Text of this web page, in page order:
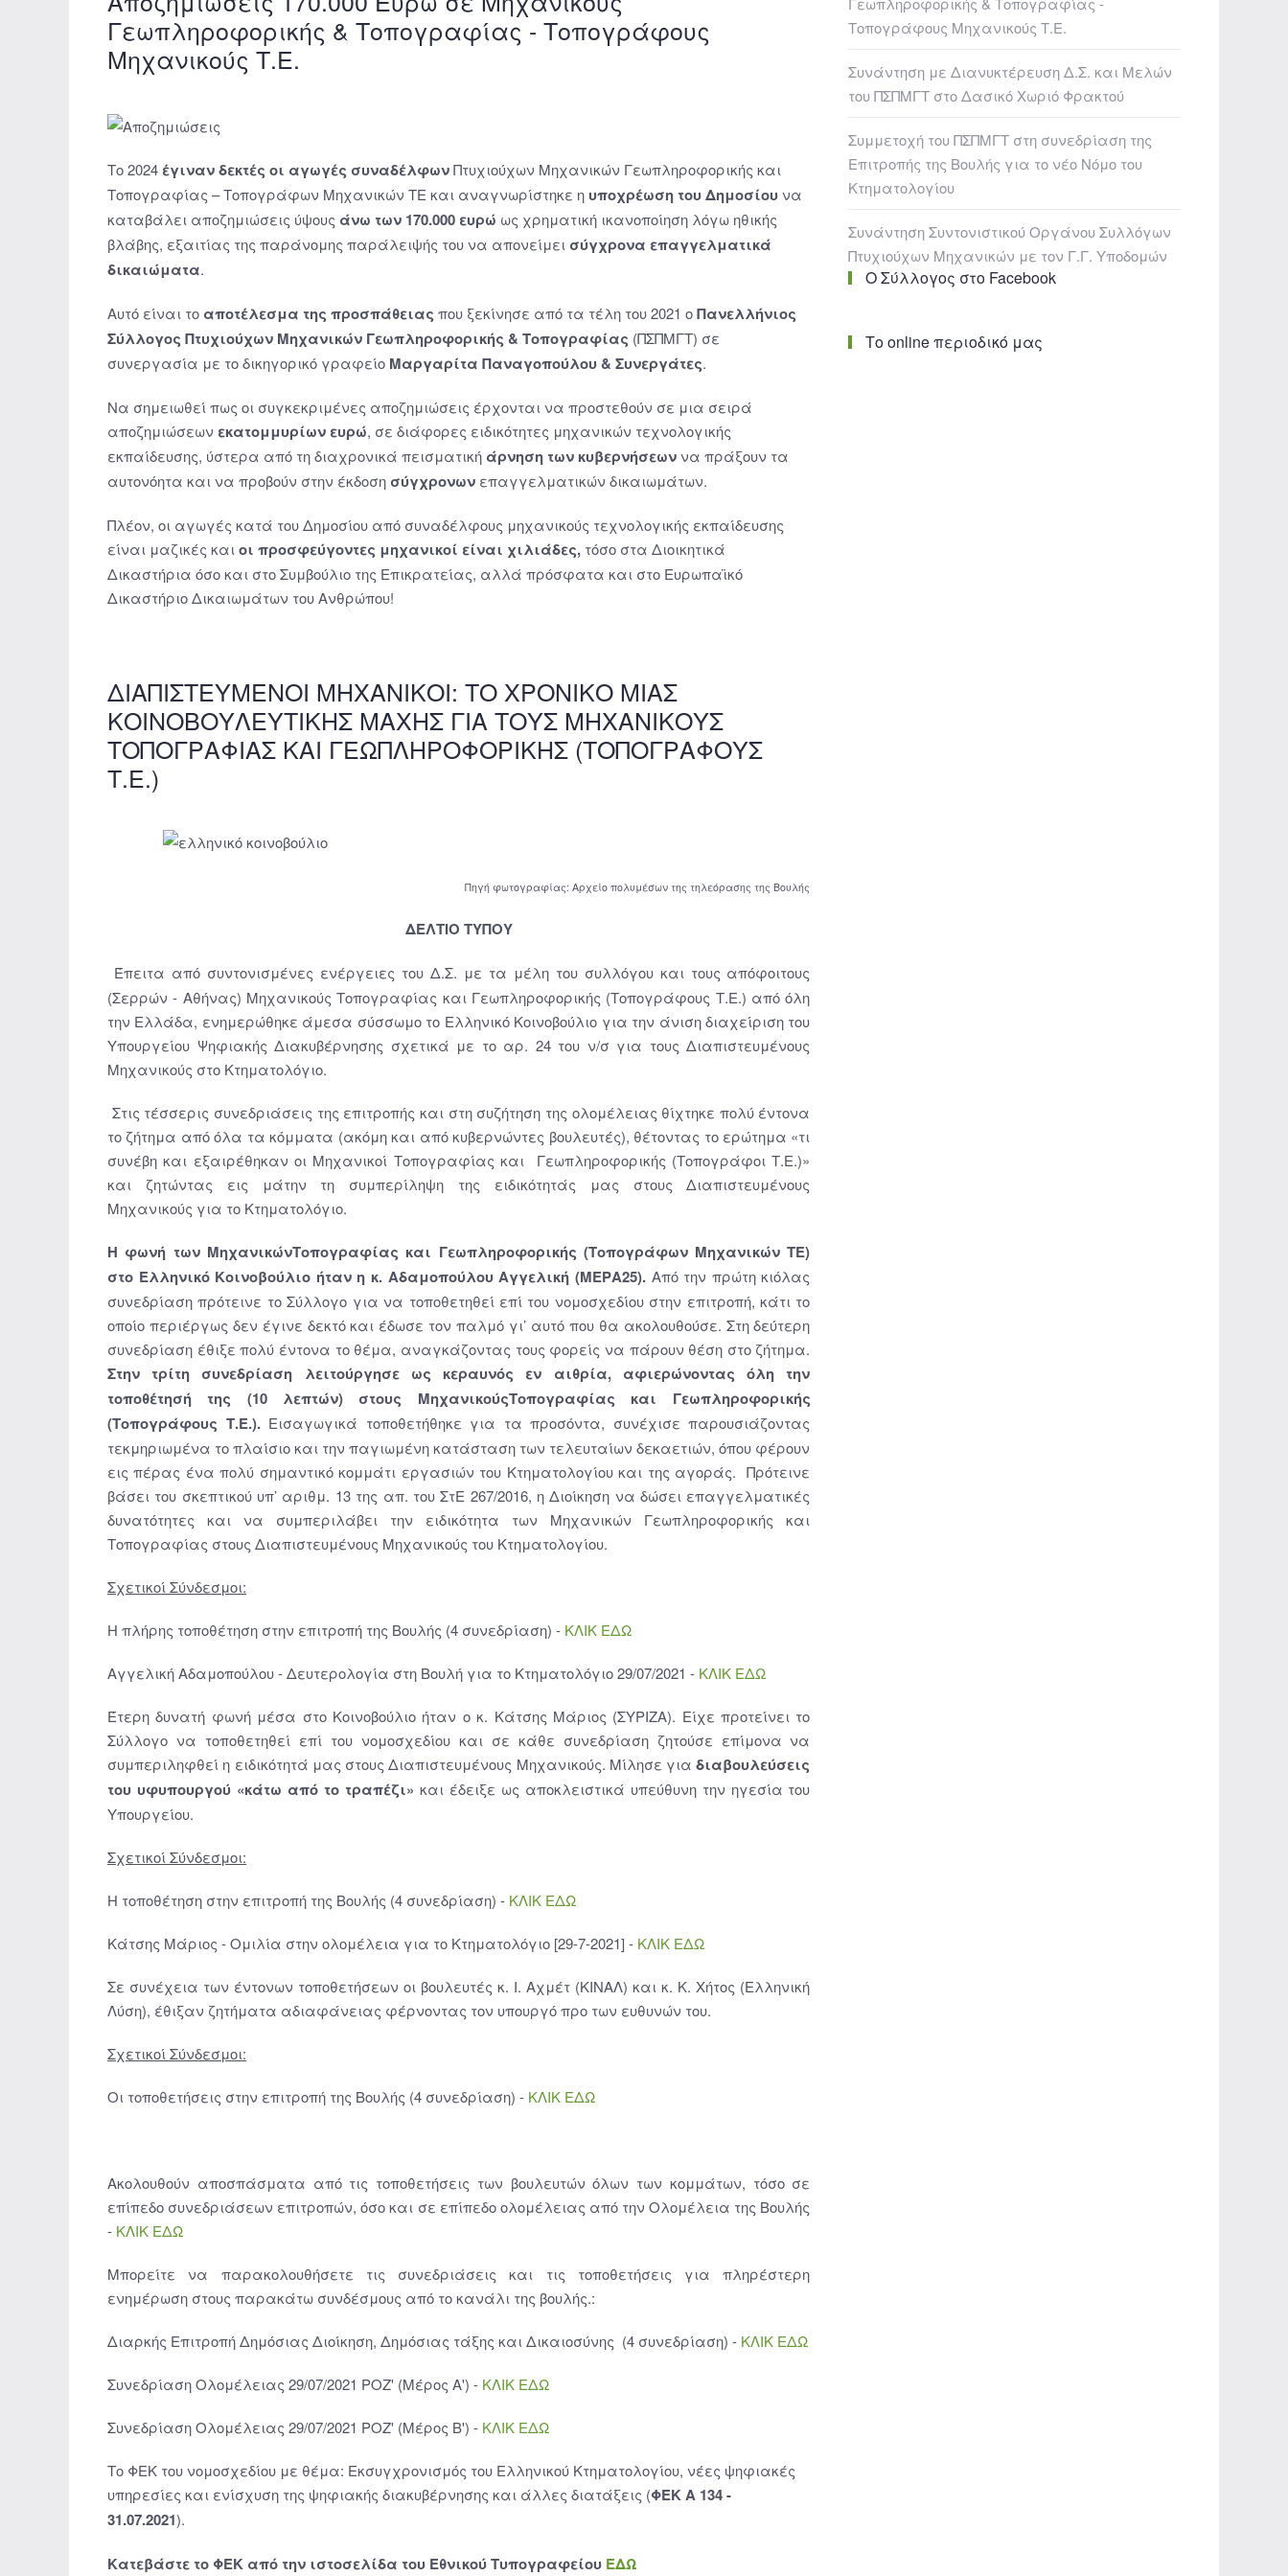
Γεωπληροφορικής & Τοπογραφίας - Τοπογράφους
Μηχανικούς Τ.Ε.
Το 2024 έγιναν δεκτές οι αγωγές συναδέλφωνΠτυχιούχων Μηχανικών Γεωπληροφορικής και
Τοπογραφίας – Τοπογράφων Μηχανικών ΤΕ και αναγνωρίστηκε η υποχρέωση του Δημοσίουνα
καταβάλει αποζημιώσεις ύψους άνω των 170.000 ευρώ ως χρηματική ικανοποίηση λόγω ηθικής
βλάβης, εξαιτίας της παράνομης παράλειψής του να απονείμει σύγχρονα επαγγελματικά
δικαιώματα.
Αυτό είναι το αποτέλεσμα της προσπάθειας που ξεκίνησε από τα τέλη του 2021 οΠανελλήνιος
Σύλλογος Πτυχιούχων Μηχανικών Γεωπληροφορικής & Τοπογραφίας (ΠΣΠΜΓΤ) σε
συνεργασία με το δικηγορικό γραφείο Μαργαρίτα Παναγοπούλου & Συνεργάτες.
Να σημειωθεί πως οι συγκεκριμένες αποζημιώσεις έρχονται να προστεθούν σε μια σειρά
αποζημιώσεων εκατομμυρίων ευρώ, σε διάφορες ειδικότητες μηχανικών τεχνολογικής
εκπαίδευσης, ύστερα από τη διαχρονικά πεισματική άρνηση των κυβερνήσεωννα πράξουν τα
αυτονόητα και να προβούν στην έκδοση σύγχρονων επαγγελματικών δικαιωμάτων.
Πλέον, οι αγωγές κατά του Δημοσίου από συναδέλφους μηχανικούς τεχνολογικής εκπαίδευσης
είναι μαζικές και οι προσφεύγοντες μηχανικοί είναι χιλιάδες, τόσο στα Διοικητικά
Δικαστήρια όσο και στο Συμβούλιο της Επικρατείας, αλλά πρόσφατα και στο Ευρωπαϊκό
Δικαστήριο Δικαιωμάτων του Ανθρώπου!
ΔΙΑΠΙΣΤΕΥΜΕΝΟΙ ΜΗΧΑΝΙΚΟΙ: ΤΟ ΧΡΟΝΙΚΟ ΜΙΑΣ
ΚΟΙΝΟΒΟΥΛΕΥΤΙΚΗΣ ΜΑΧΗΣ ΓΙΑ ΤΟΥΣ ΜΗΧΑΝΙΚΟΥΣ
ΤΟΠΟΓΡΑΦΙΑΣ ΚΑΙ ΓΕΩΠΛΗΡΟΦΟΡΙΚΗΣ (ΤΟΠΟΓΡΑΦΟΥΣ
Τ.Ε.)
Πηγή φωτογραφίας: Αρχείο πολυμέσων της τηλεόρασης της Βουλής
ΔΕΛΤΙΟ ΤΥΠΟΥ
Έπειτα από συντονισμένες ενέργειες του Δ.Σ. με τα μέλη του συλλόγου και τους απόφοιτους
(Σερρών - Αθήνας) Μηχανικούς Τοπογραφίας και Γεωπληροφορικής (Τοπογράφους Τ.Ε.) από όλη
την Ελλάδα, ενημερώθηκε άμεσα σύσσωμο το Ελληνικό Κοινοβούλιο για την άνιση διαχείριση του
Υπουργείου Ψηφιακής Διακυβέρνησης σχετικά με το αρ. 24 του ν/σ για τους Διαπιστευμένους
Μηχανικούς στο Κτηματολόγιο.
Στις τέσσερις συνεδριάσεις της επιτροπής και στη συζήτηση της ολομέλειας θίχτηκε πολύ έντονα
το ζήτημα από όλα τα κόμματα (ακόμη και από κυβερνώντες βουλευτές), θέτοντας το ερώτημα «τι
συνέβη και εξαιρέθηκαν οι Μηχανικοί Τοπογραφίας και Γεωπληροφορικής (Τοπογράφοι Τ.Ε.)»
και ζητώντας εις μάτην τη συμπερίληψη της ειδικότητάς μας στους Διαπιστευμένους
Μηχανικούς για το Κτηματολόγιο.
Η φωνή των ΜηχανικώνΤοπογραφίας και Γεωπληροφορικής (Τοπογράφων Μηχανικών ΤΕ)
στο Ελληνικό Κοινοβούλιο ήταν η κ. Αδαμοπούλου Αγγελική (ΜΕΡΑ25).Από την πρώτη κιόλας
συνεδρίαση πρότεινε το Σύλλογο για να τοποθετηθεί επί του νομοσχεδίου στην επιτροπή, κάτι το
οποίο περιέργως δεν έγινε δεκτό και έδωσε τον παλμό γι’ αυτό που θα ακολουθούσε. Στη δεύτερη
συνεδρίαση έθιξε πολύ έντονα το θέμα, αναγκάζοντας τους φορείς να πάρουν θέση στο ζήτημα.
Στην τρίτη συνεδρίαση λειτούργησε ως κεραυνός εν αιθρία, αφιερώνοντας όλη την
τοποθέτησή της (10 λεπτών) στους ΜηχανικούςΤοπογραφίας και Γεωπληροφορικής
(Τοπογράφους Τ.Ε.).Εισαγωγικά τοποθετήθηκε για τα προσόντα, συνέχισε παρουσιάζοντας
τεκμηριωμένα το πλαίσιο και την παγιωμένη κατάσταση των τελευταίων δεκαετιών, όπου φέρουν
εις πέρας ένα πολύ σημαντικό κομμάτι εργασιών του Κτηματολογίου και της αγοράς. Πρότεινε
βάσει του σκεπτικού υπ’ αριθμ. 13 της απ. του ΣτΕ 267/2016, η Διοίκηση να δώσει επαγγελματικές
δυνατότητες και να συμπεριλάβει την ειδικότητα των Μηχανικών Γεωπληροφορικής και
Τοπογραφίας στους Διαπιστευμένους Μηχανικούς του Κτηματολογίου.
Σχετικοί Σύνδεσμοι:
Η πλήρης τοποθέτηση στην επιτροπή της Βουλής (4 συνεδρίαση) - ΚΛΙΚ ΕΔΩ
Αγγελική Αδαμοπούλου - Δευτερολογία στη Βουλή για το Κτηματολόγιο 29/07/2021 - ΚΛΙΚ ΕΔΩ
Έτερη δυνατή φωνή μέσα στο Κοινοβούλιο ήταν ο κ. Κάτσης Μάριος (ΣΥΡΙΖΑ). Είχε προτείνει το
Σύλλογο να τοποθετηθεί επί του νομοσχεδίου και σε κάθε συνεδρίαση ζητούσε επίμονα να
συμπεριληφθεί η ειδικότητά μας στους Διαπιστευμένους Μηχανικούς. Μίλησε γιαδιαβουλεύσεις
του υφυπουργού «κάτω από το τραπέζι» και έδειξε ως αποκλειστικά υπεύθυνη την ηγεσία του
Υπουργείου.
Σχετικοί Σύνδεσμοι:
Η τοποθέτηση στην επιτροπή της Βουλής (4 συνεδρίαση) - ΚΛΙΚ ΕΔΩ
Κάτσης Μάριος - Ομιλία στην ολομέλεια για το Κτηματολόγιο [29-7-2021] - ΚΛΙΚ ΕΔΩ
Σε συνέχεια των έντονων τοποθετήσεων οι βουλευτές κ. Ι. Αχμέτ (ΚΙΝΑΛ) και κ. Κ. Χήτος (Ελληνική
Λύση), έθιξαν ζητήματα αδιαφάνειας φέρνοντας τον υπουργό προ των ευθυνών του.
Σχετικοί Σύνδεσμοι:
Οι τοποθετήσεις στην επιτροπή της Βουλής (4 συνεδρίαση) - ΚΛΙΚ ΕΔΩ
Ακολουθούν αποσπάσματα από τις τοποθετήσεις των βουλευτών όλων των κομμάτων, τόσο σε
επίπεδο συνεδριάσεων επιτροπών, όσο και σε επίπεδο ολομέλειας από την Ολομέλεια της Βουλής
- ΚΛΙΚ ΕΔΩ
Μπορείτε να παρακολουθήσετε τις συνεδριάσεις και τις τοποθετήσεις για πληρέστερη
ενημέρωση στους παρακάτω συνδέσμους από το κανάλι της βουλής.:
Διαρκής Επιτροπή Δημόσιας Διοίκηση, Δημόσιας τάξης και Δικαιοσύνης (4 συνεδρίαση) - ΚΛΙΚ ΕΔΩ
Συνεδρίαση Ολομέλειας 29/07/2021 ΡOZ' (Μέρος Α') - ΚΛΙΚ ΕΔΩ
Συνεδρίαση Ολομέλειας 29/07/2021 ΡOZ' (Μέρος B') - ΚΛΙΚ ΕΔΩ
Το ΦΕΚ του νομοσχεδίου με θέμα: Εκσυγχρονισμός του Ελληνικού Κτηματολογίου, νέες ψηφιακές
υπηρεσίες και ενίσχυση της ψηφιακής διακυβέρνησης και άλλες διατάξεις (ΦΕΚ A 134 -
31.07.2021).
Κατεβάστε το ΦΕΚ από την ιστοσελίδα του Εθνικού Τυπογραφείου ΕΔΩ
Τοπογράφους Μηχανικούς Τ.Ε.
Συνάντηση με Διανυκτέρευση Δ.Σ. και Μελών
του ΠΣΠΜΓΤ στο Δασικό Χωριό Φρακτού
Συμμετοχή του ΠΣΠΜΓΤ στη συνεδρίαση της
Επιτροπής της Βουλής για το νέο Νόμο του
Κτηματολογίου
Συνάντηση Συντονιστικού Οργάνου Συλλόγων
Πτυχιούχων Μηχανικών με τον Γ.Γ. Υποδομών
Ο Σύλλογος στο Facebook
Το online περιοδικό μας